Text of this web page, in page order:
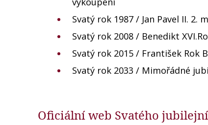
Svatý rok 1987 / Jan Pavel II. 2.
Svatý rok 2008 / Benedikt
Svatý rok 2015 / František Rok
Svatý rok 2033 / Mimořádné
Oficiální web Svatého